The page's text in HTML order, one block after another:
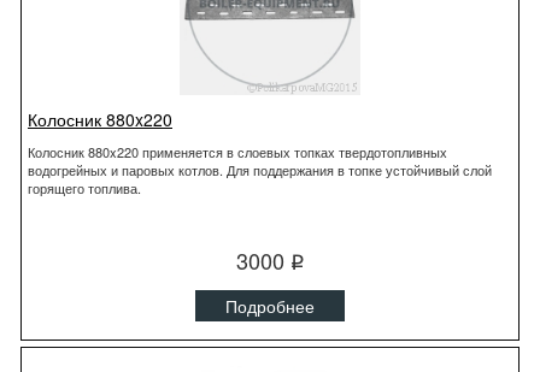
Колосник 880x220
Колосник 880x220 применяется в слоевых топках твердотопливных
водогрейных и паровых котлов. Для поддержания в топке устойчивый слой
горящего топлива.
3000 q
Подробнее